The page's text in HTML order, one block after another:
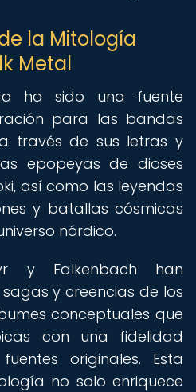
la Mitología
Metal
ha sido una fuente
para las bandas
través de sus letras y
epopeyas de dioses
así como las leyendas
y batallas cósmicas
nórdico.
y Falkenbach han
y creencias de los
conceptuales que
con una fidelidad
originales. Esta
no solo enriquece